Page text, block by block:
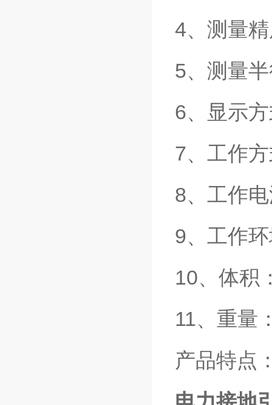
4、测量
5、测量
6、显示
7、工作
8、工作
9、工作
10、体积
11、重量
产品特点